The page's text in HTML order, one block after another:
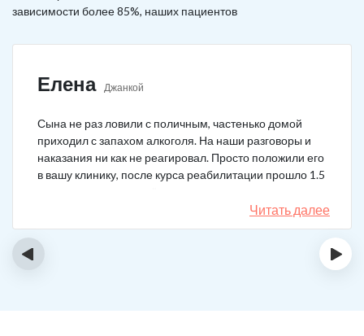
зависимости более 85%, наших пациентов
Елена Джанкой
Сына не раз ловили с поличным, частенько домой
приходил с запахом алкоголя. На наши разговоры и
наказания ни как не реагировал. Просто положили его
в вашу клинику, после курса реабилитации прошло 1.5
Читать далее
‹ ›